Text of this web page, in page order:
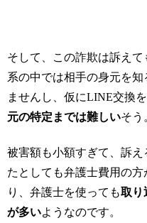
そして、この詐欺は訴えて
系の中では相手の身元を
ませんし、仮にLINE交換
元の特定までは難しいそう
被害額も小額すぎて、訴え
たとしても弁護士費用の方
り、弁護士を使っても取り
が多いようなのです。